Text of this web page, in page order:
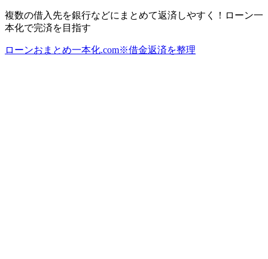
複数の借入先を銀行などにまとめて返済しやすく！ローン一
本化で完済を目指す
ローンおまとめ一本化.com※借金返済を整理